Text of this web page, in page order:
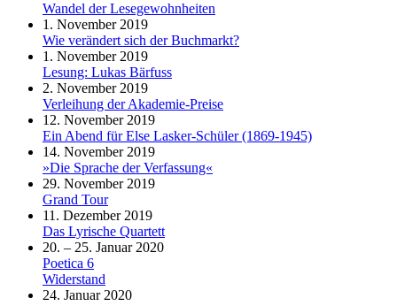
Wandel der Lesegewohnheiten
1. November 2019
Wie verändert sich der Buchmarkt?
1. November 2019
Lesung: Lukas Bärfuss
2. November 2019
Verleihung der Akademie-Preise
12. November 2019
Ein Abend für Else Lasker-Schüler (1869-1945)
14. November 2019
»Die Sprache der Verfassung«
29. November 2019
Grand Tour
11. Dezember 2019
Das Lyrische Quartett
20. – 25. Januar 2020
Poetica 6
Widerstand
24. Januar 2020